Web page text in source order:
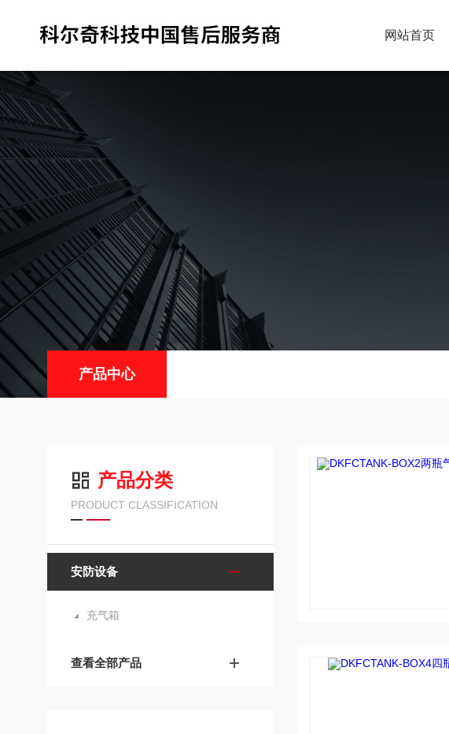
网站首页
产品中心
产品分类
PRODUCT CLASSIFICATION
安防设备
充气箱
查看全部产品